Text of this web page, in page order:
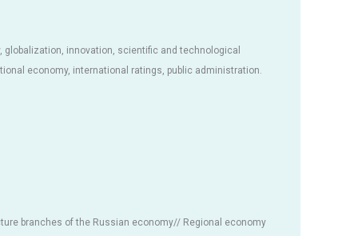
innovation, scientific and technological
economy, international ratings, public administration.
branches of the Russian economy// Regional economy